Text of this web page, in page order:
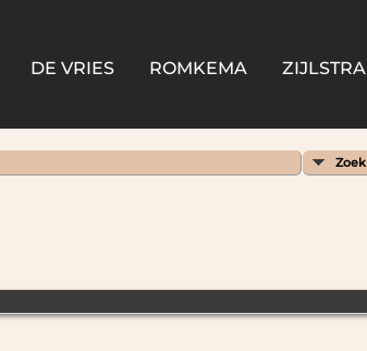
DE VRIES ROMKEMA ZIJLSTRA
Zoek